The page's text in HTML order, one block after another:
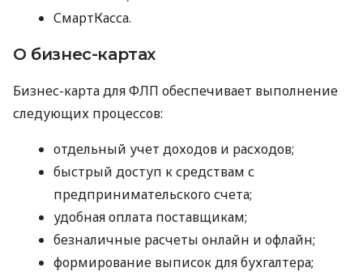
СмартКасса.
О бизнес-картах
Бизнес-карта для ФЛП обеспечивает выполнение
следующих процессов:
отдельный учет доходов и расходов;
быстрый доступ к средствам с
предпринимательского счета;
удобная оплата поставщикам;
безналичные расчеты онлайн и офлайн;
формирование выписок для бухгалтера;